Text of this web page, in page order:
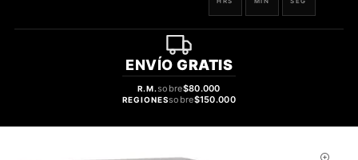
ENVÍO GRATIS
R.M.sobre$80.000
REGIONESsobre$150.000